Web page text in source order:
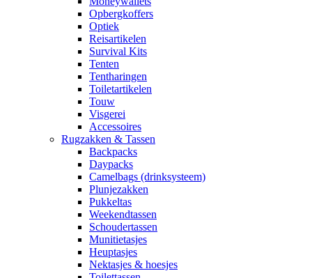
Opbergkoffers
Optiek
Reisartikelen
Survival Kits
Tenten
Tentharingen
Toiletartikelen
Touw
Visgerei
Accessoires
Rugzakken & Tassen
Backpacks
Daypacks
Camelbags (drinksysteem)
Plunjezakken
Pukkeltas
Weekendtassen
Schoudertassen
Munitietasjes
Heuptasjes
Nektasjes & hoesjes